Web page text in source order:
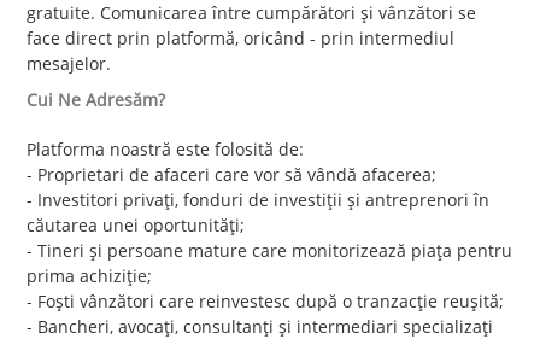
gratuite. Comunicarea între cumpărători și vânzători se
face direct prin platformă, oricând - prin intermediul
mesajelor.
Cui Ne Adresăm?
Platforma noastră este folosită de:
- Proprietari de afaceri care vor să vândă afacerea;
- Investitori privați, fonduri de investiții și antreprenori în
căutarea unei oportunități;
- Tineri și persoane mature care monitorizează piața pentru
prima achiziție;
- Foști vânzători care reinvestesc după o tranzacție reușită;
- Bancheri, avocați, consultanți și intermediari specializați